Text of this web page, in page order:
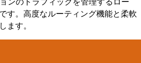
す。高度なルーティング機能と柔軟
ます。